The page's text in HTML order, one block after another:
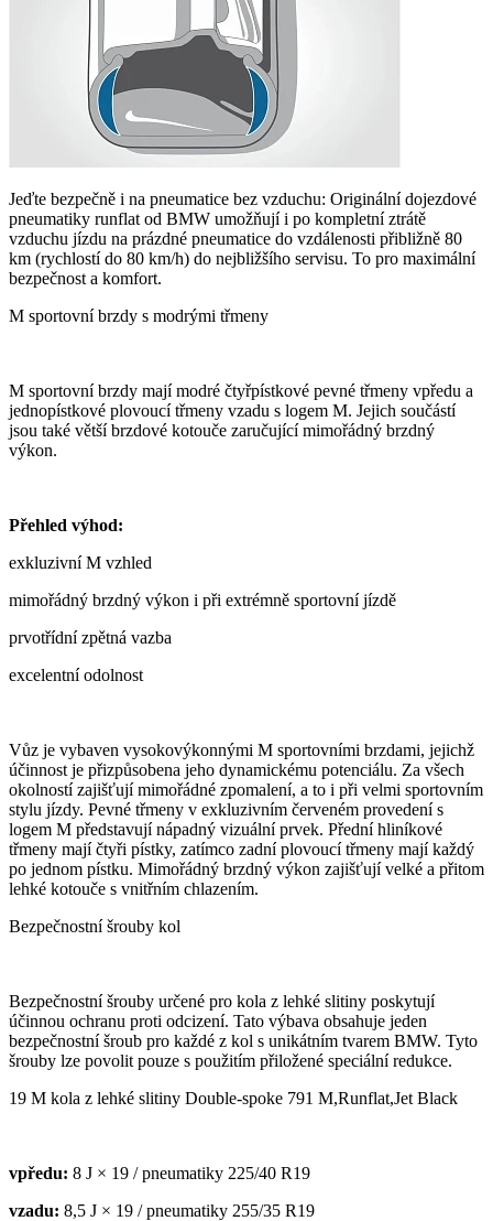
Jeďte bezpečně i na pneumatice bez vzduchu: Originální dojezdové
pneumatiky runflat od BMW umožňují i po kompletní ztrátě
vzduchu jízdu na prázdné pneumatice do vzdálenosti přibližně 80
km (rychlostí do 80 km/h) do nejbližšího servisu. To pro maximální
bezpečnost a komfort.
M sportovní brzdy s modrými třmeny
M sportovní brzdy mají modré čtyřpístkové pevné třmeny vpředu a
jednopístkové plovoucí třmeny vzadu s logem M. Jejich součástí
jsou také větší brzdové kotouče zaručující mimořádný brzdný
výkon.
Přehled výhod:
exkluzivní M vzhled
mimořádný brzdný výkon i při extrémně sportovní jízdě
prvotřídní zpětná vazba
excelentní odolnost
Vůz je vybaven vysokovýkonnými M sportovními brzdami, jejichž
účinnost je přizpůsobena jeho dynamickému potenciálu. Za všech
okolností zajišťují mimořádné zpomalení, a to i při velmi sportovním
stylu jízdy. Pevné třmeny v exkluzivním červeném provedení s
logem M představují nápadný vizuální prvek. Přední hliníkové
třmeny mají čtyři pístky, zatímco zadní plovoucí třmeny mají každý
po jednom pístku. Mimořádný brzdný výkon zajišťují velké a přitom
lehké kotouče s vnitřním chlazením.
Bezpečnostní šrouby kol
Bezpečnostní šrouby určené pro kola z lehké slitiny poskytují
účinnou ochranu proti odcizení. Tato výbava obsahuje jeden
bezpečnostní šroub pro každé z kol s unikátním tvarem BMW. Tyto
šrouby lze povolit pouze s použitím přiložené speciální redukce.
19 M kola z lehké slitiny Double-spoke 791 M,Runflat,Jet Black
vpředu: 8 J × 19 / pneumatiky 225/40 R19
vzadu: 8,5 J × 19 / pneumatiky 255/35 R19